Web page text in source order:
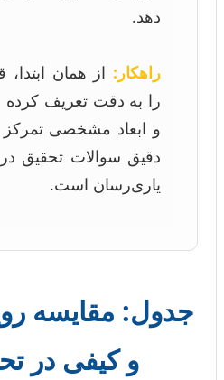
دهد.
راهکار: از همان
را به دقت تعریف کرده
و ابعاد مشخصی
دقیق سوالات تحقیق در
یاری‌رسان است.
جدول: مقایسه
و کیفی در